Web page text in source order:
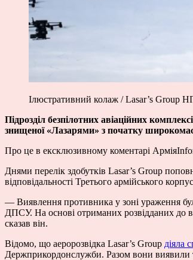
Ілюстративний колаж / Lasar’s Group
Підрозділ безпілотних авіаційних
знищеної «Лазарями» з початку
Про це в ексклюзивному коментарі
Днями перелік здобутків Lasar’s Group
відповідальності Третього армійського
— Виявлення противника у зоні ураження
ДПСУ. На основі отриманих розвідданих до
сказав він.
Відомо, що аеророзвідка Lasar’s Group діяла
Держприкордонслужби. Разом вони виявили